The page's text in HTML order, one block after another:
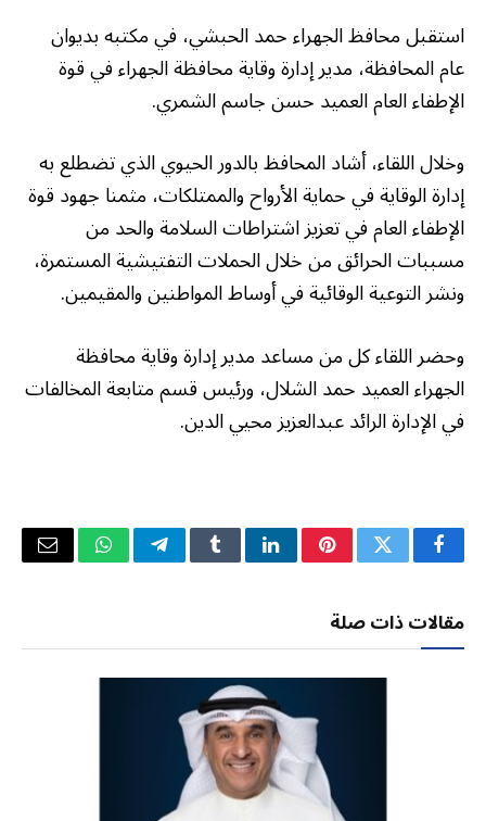
استقبل محافظ الجهراء حمد الحبشي، في مكتبه بديوان
عام المحافظة، مدير إدارة وقاية محافظة الجهراء في قوة
الإطفاء العام العميد حسن جاسم الشمري.
وخلال اللقاء، أشاد المحافظ بالدور الحيوي الذي تضطلع به
إدارة الوقاية في حماية الأرواح والممتلكات، مثمنا جهود قوة
الإطفاء العام في تعزيز اشتراطات السلامة والحد من
مسببات الحرائق من خلال الحملات التفتيشية المستمرة،
ونشر التوعية الوقائية في أوساط المواطنين والمقيمين.
وحضر اللقاء كل من مساعد مدير إدارة وقاية محافظة
الجهراء العميد حمد الشلال، ورئيس قسم متابعة المخالفات
في الإدارة الرائد عبدالعزيز محيي الدين.
فيسبوكتويتر بينتيريستلينكدإنTumblrتيلقرامواتسابالبريد
مقالات ذات صلة